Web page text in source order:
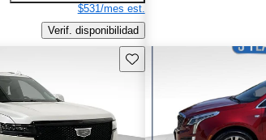
$531/mes est.
Verif. disponibilidad
Guarda este Aviso